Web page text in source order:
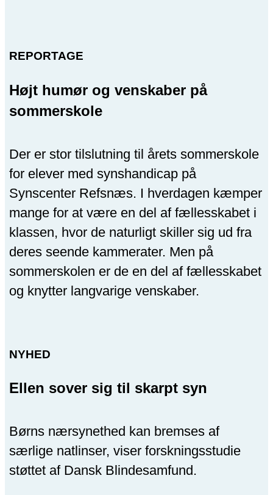
REPORTAGE
Højt humør og venskaber på
sommerskole
Der er stor tilslutning til årets sommerskole
for elever med synshandicap på
Synscenter Refsnæs. I hverdagen kæmper
mange for at være en del af fællesskabet i
klassen, hvor de naturligt skiller sig ud fra
deres seende kammerater. Men på
sommerskolen er de en del af fællesskabet
og knytter langvarige venskaber.
NYHED
Ellen sover sig til skarpt syn
Børns nærsynethed kan bremses af
særlige natlinser, viser forskningsstudie
støttet af Dansk Blindesamfund.